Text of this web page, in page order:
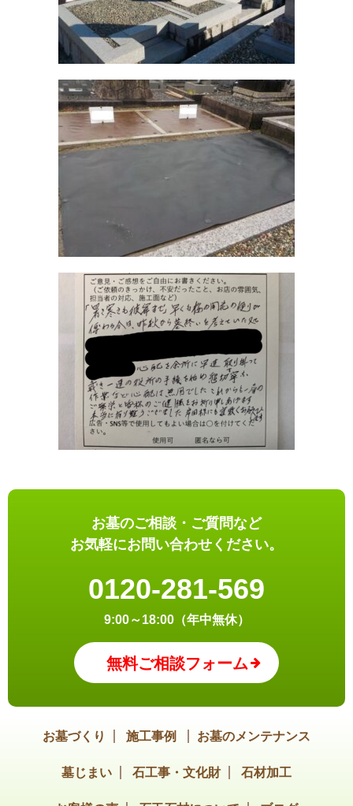
お墓のご相談・ご質問など
お気軽にお問い合わせください。
0120-281-569
9:00～18:00（年中無休）
無料ご相談フォーム
お墓づくり 施工事例 お墓のメンテナンス
墓じまい 石工事・文化財 石材加工